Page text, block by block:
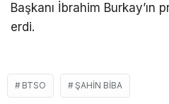
Başkanı İbrahim Burkay’ın
erdi.
BTSO ŞAHIN BIBA